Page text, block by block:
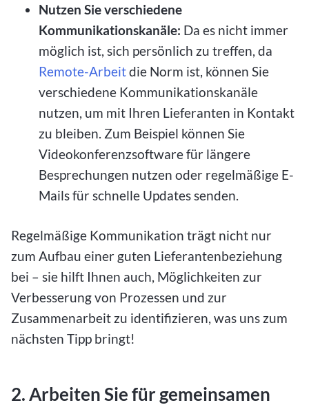
Nutzen Sie verschiedene
Kommunikationskanäle: Da es nicht immer
möglich ist, sich persönlich zu treffen, da
Remote-Arbeitdie Norm ist, können Sie
verschiedene Kommunikationskanäle
nutzen, um mit Ihren Lieferanten in Kontakt
zu bleiben. Zum Beispiel können Sie
Videokonferenzsoftware für längere
Besprechungen nutzen oder regelmäßige E-
Mails für schnelle Updates senden.
Regelmäßige Kommunikation trägt nicht nur
zum Aufbau einer guten Lieferantenbeziehung
bei – sie hilft Ihnen auch, Möglichkeiten zur
Verbesserung von Prozessen und zur
Zusammenarbeit zu identifizieren, was uns zum
nächsten Tipp bringt!
2. Arbeiten Sie für gemeinsamen